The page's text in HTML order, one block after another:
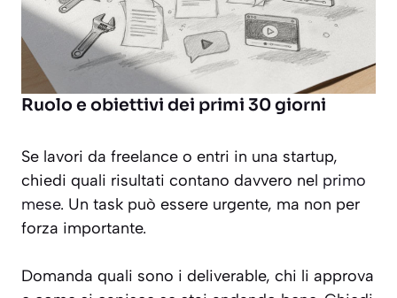
Ruolo e obiettivi dei primi 30 giorni
Se lavori da freelance o entri in una startup,
chiedi quali risultati contano davvero nel primo
mese. Un task può essere urgente, ma non per
forza importante.
Domanda quali sono i deliverable, chi li approva